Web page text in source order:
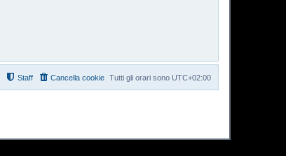
Tutti gli orari sono UTC+02:00
Cancella cookie
Staff